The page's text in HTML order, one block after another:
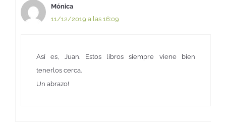
Mónica
11/12/2019 a las 16:09
Así es, Juan. Estos libros siempre viene bien
tenerlos cerca.
Un abrazo!